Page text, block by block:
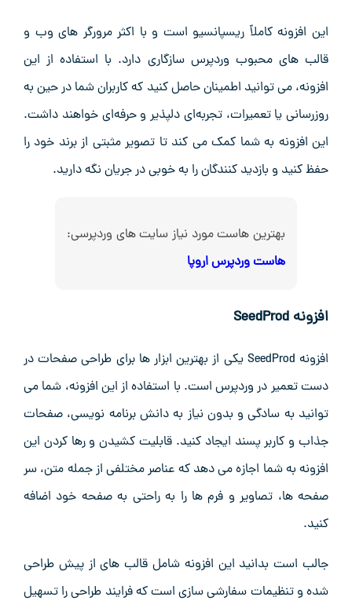
این افزونه کاملاً ریسپانسیو است و با اکثر مرورگر های وب و
قالب‌ های محبوب وردپرس سازگاری دارد. با استفاده از این
افزونه، می ‌توانید اطمینان حاصل کنید که کاربران شما در حین به
‌روزرسانی یا تعمیرات، تجربه‌ای دلپذیر و حرفه‌ای خواهند داشت.
این افزونه به شما کمک می ‌کند تا تصویر مثبتی از برند خود را
حفظ کنید و بازدید کنندگان را به‌ خوبی در جریان نگه دارید.
بهترین هاست مورد نیاز سایت های وردپرسی:
هاست وردپرس اروپا
افزونه SeedProd
افزونه SeedProd یکی از بهترین ابزار ها برای طراحی صفحات در
دست تعمیر در وردپرس است. با استفاده از این افزونه، شما می
‌توانید به سادگی و بدون نیاز به دانش برنامه‌ نویسی، صفحات
جذاب و کاربر پسند ایجاد کنید. قابلیت کشیدن و رها کردن این
افزونه به شما اجازه می ‌دهد که عناصر مختلفی از جمله متن، سر
صفحه ‌ها، تصاویر و فرم ‌ها را به راحتی به صفحه خود اضافه
کنید.
جالب است بدانید این افزونه شامل قالب ‌های از پیش طراحی
شده و تنظیمات سفارشی ‌سازی است که فرایند طراحی را تسهیل